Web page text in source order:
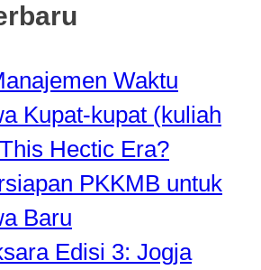
Waktu
Kupat-kupat (kuliah
Hectic Era?
PKKMB untuk
Baru
Edisi 3: Jogja